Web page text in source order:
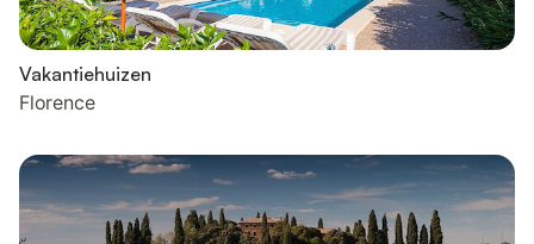
Vakantiehuizen
Florence